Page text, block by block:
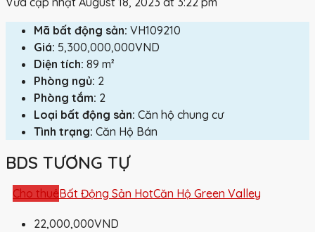
Mã bất động sản: VH109210
Giá: 5,300,000,000VND
Diện tích: 89 m²
Phòng ngủ: 2
Phòng tắm: 2
Loại bất động sản: Căn hộ chung cư
Tình trạng: Căn Hộ Bán
BDS TƯƠNG TỰ
Cho thuêBất Động Sản HotCăn Hộ Green Valley
22,000,000VND